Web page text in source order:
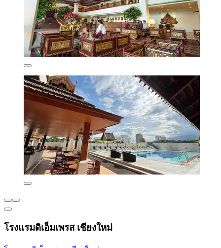
โรงแรมดิเอ็มเพรส เชียงใหม่